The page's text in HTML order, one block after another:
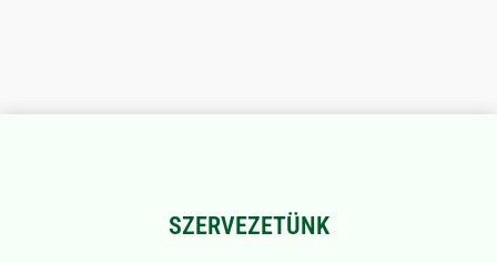
SZERVEZETÜNK